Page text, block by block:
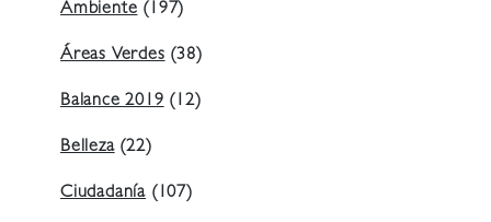
Ambiente (197)
Áreas Verdes (38)
Balance 2019 (12)
Belleza(22)
Ciudadanía (107)